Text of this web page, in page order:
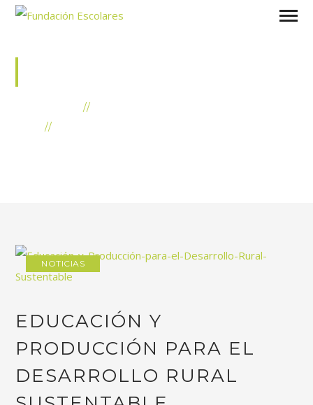
NOTICIAS
EDUCACIÓN Y
PRODUCCIÓN PARA EL
DESARROLLO RURAL